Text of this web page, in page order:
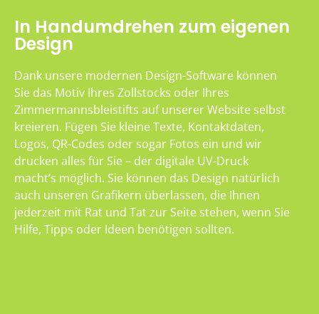
In Handumdrehen zum eigenen
Design
Dank unsere modernen Design-Software können
Sie das Motiv Ihres Zollstocks oder Ihres
Zimmermannsbleistifts auf unserer Website selbst
kreieren. Fügen Sie kleine Texte, Kontaktdaten,
Logos, QR-Codes oder sogar Fotos ein und wir
drucken alles für Sie – der digitale UV-Druck
macht’s möglich. Sie können das Design natürlich
auch unseren Grafikern überlassen, die Ihnen
jederzeit mit Rat und Tat zur Seite stehen, wenn Sie
Hilfe, Tipps oder Ideen benötigen sollten.